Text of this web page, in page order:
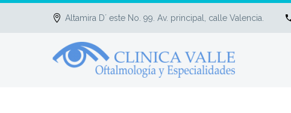
Altamira D´ este No. 99. Av. principal, calle Valencia.